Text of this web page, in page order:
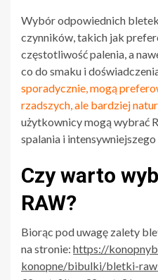
Wybór odpowiednich
czynników, takich jak
częstotliwość palenia, a
co do smaku i
sporadycznie, mogą
rzadszych, ale bardziej
użytkownicy mogą wybrać
spalania i
Czy warto
RAW?
Biorąc pod uwagę zalety
na stronie: https://
konopne/bibulki/bletki-